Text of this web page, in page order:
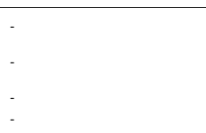
-
-
-
-